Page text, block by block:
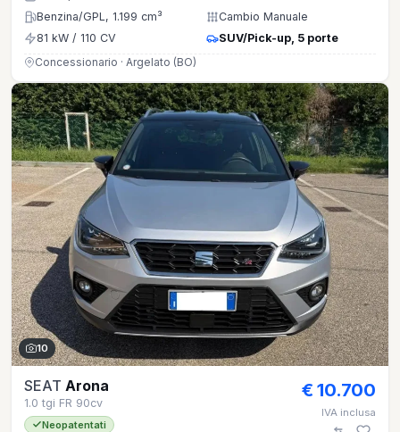
Benzina/GPL, 1.199 cm³
Cambio Manuale
81 kW / 110 CV
SUV/Pick-up, 5 porte
Concessionario · Argelato (BO)
10
SEAT Arona
1.0 tgi FR 90cv
Neopatentati
€ 10.700
IVA inclusa